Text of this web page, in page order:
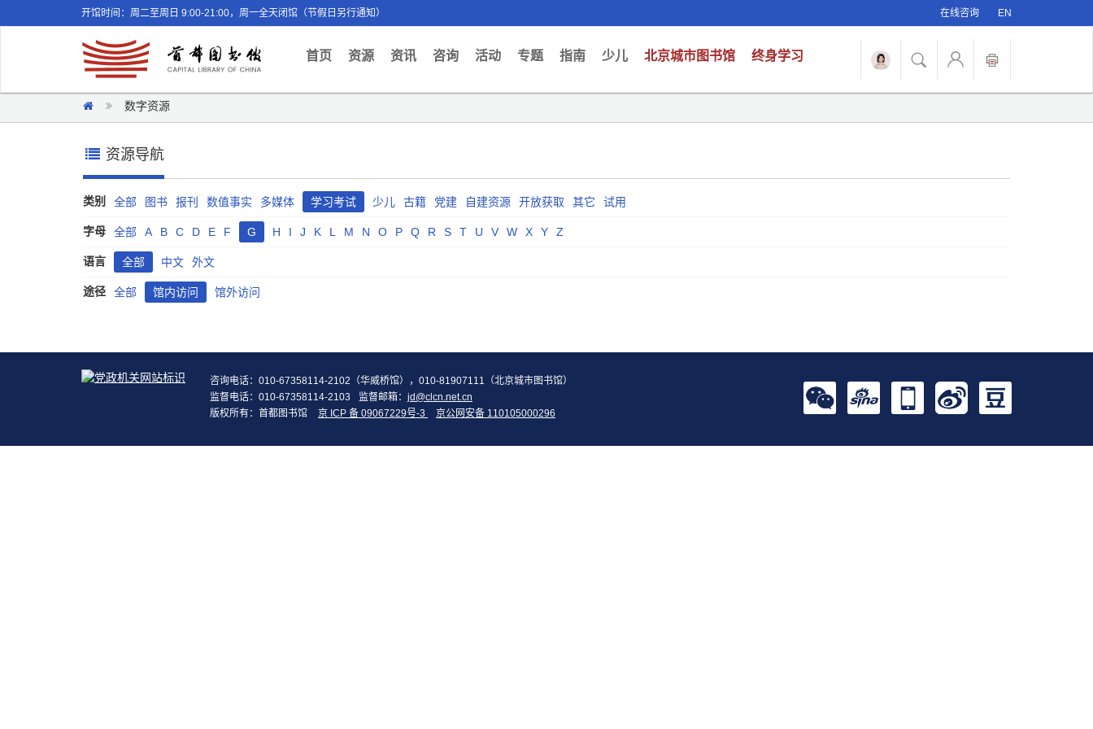
开馆时间：周二至周日 9:00-21:00，周一全天闭馆（节假日另行通知） 在线咨询 EN
首页(current)
资源 资讯 咨询 活动 专题 指南 少儿 北京城市图书馆 终身学习
数字资源
资源导航
类别 全部 图书 报刊 数值事实 多媒体 学习考试 少儿 古籍 党建 自建资源 开放获取 其它 试用
字母 全部 A B C D E F G H I J K L M N O P Q R S T U V W X Y Z
语言 全部 中文 外文
途径 全部 馆内访问 馆外访问
咨询电话：010-67358114-2102（华威桥馆），010-81907111（北京城市图书馆）
监督电话：010-67358114-2103
监督邮箱： jd@clcn.net.cn
版权所有：首都图书馆
京 ICP 备 09067229号-3 京公网安备 110105000296